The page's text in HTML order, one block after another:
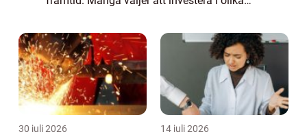
maximera sina ekonomiska resurser efter
pensio...
30 juli 2026 14 juli 2026